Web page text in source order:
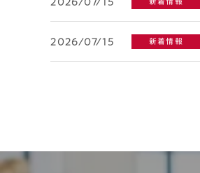
2026/07/15 新着情報